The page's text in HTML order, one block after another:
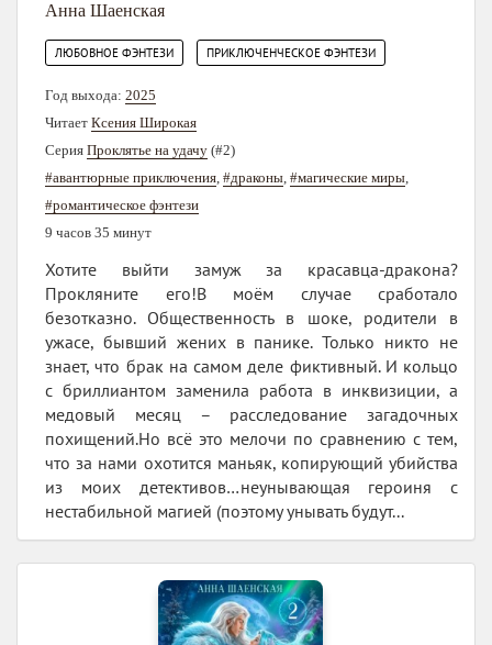
Анна Шаенская
ЛЮБОВНОЕ ФЭНТЕЗИ ПРИКЛЮЧЕНЧЕСКОЕ ФЭНТЕЗИ
Год выхода: 2025
Читает Ксения Широкая
Серия Проклятье на удачу (#2)
#авантюрные приключения, #драконы, #магические миры,
#романтическое фэнтези
9 часов 35 минут
Хотите выйти замуж за красавца-дракона?
Прокляните его!В моём случае сработало
безотказно. Общественность в шоке, родители в
ужасе, бывший жених в панике. Только никто не
знает, что брак на самом деле фиктивный. И кольцо
с бриллиантом заменила работа в инквизиции, а
медовый месяц – расследование загадочных
похищений.Но всё это мелочи по сравнению с тем,
что за нами охотится маньяк, копирующий убийства
из моих детективов…неунывающая героиня с
нестабильной магией (поэтому унывать будут...